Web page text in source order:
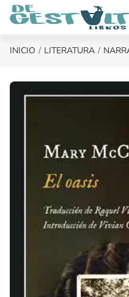
Saltar al contenido principal
INICIO LITERATURA